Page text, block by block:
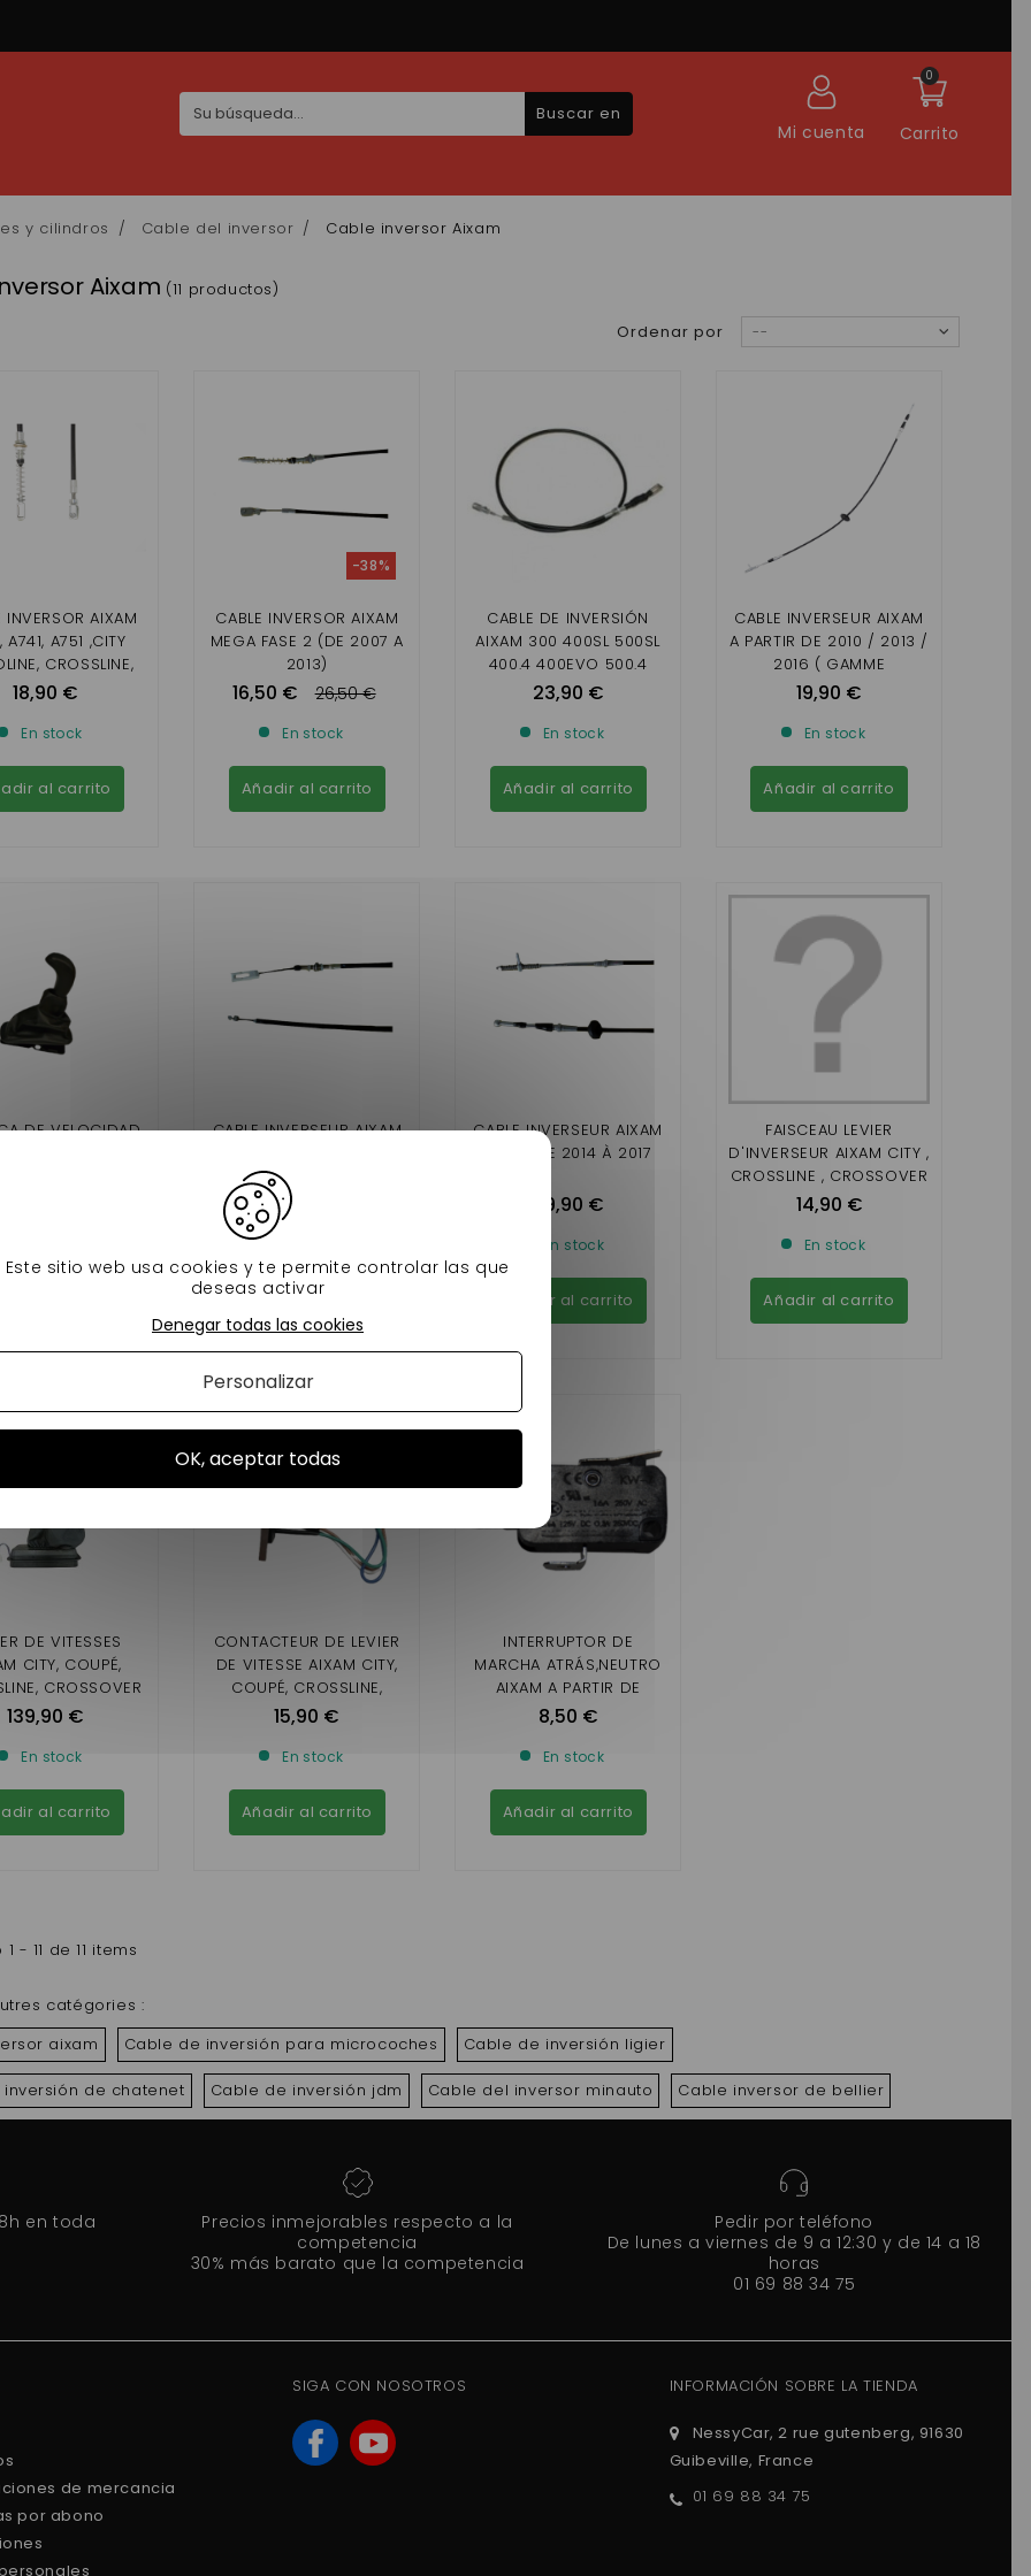
Carrito
0
Mi cuenta
Buscar en
y cilindros Cable del inversor Cable inversor Aixam
Aixam (11 productos)
Ordenar por
--
INVERSOR AIXAM
A741, A751 ,CITY
CROSSLINE,
SCOUTY
18,90 €
En stock
al carrito
CABLE INVERSOR AIXAM
MEGA FASE 2 (DE 2007 A
2013)
16,50 €
-38%
26,50 €
En stock
Añadir al carrito
CABLE DE INVERSIÓN
AIXAM 300 400SL 500SL
400.4 400EVO 500.4
500.5
23,90 €
En stock
Añadir al carrito
CABLE INVERSEUR AIXAM
A PARTIR DE 2010 / 2013 /
2016 ( GAMME
IMPULSION,VISION,SENSAT
19,90 €
En stock
Añadir al carrito
DE VELOCIDAD
A741, A721, A751,
CONJUNTO)
CABLE INVERSEUR AIXAM
2007)
24,90 €
Añadir al carrito
CABLE INVERSEUR AIXAM
MEGA DE 2014 À 2017
29,90 €
En stock
Añadir al carrito
FAISCEAU LEVIER
D'INVERSEUR AIXAM CITY ,
CROSSLINE , CROSSOVER
, COUPE , GTI ( GAMME
SENSATION)
14,90 €
En stock
Añadir al carrito
DE VITESSES
CITY, COUPÉ,
CROSSOVER
IMPULSION
ÉMOTION
139,90 €
En stock
al carrito
CONTACTEUR DE LEVIER
DE VITESSE AIXAM CITY,
COUPÉ, CROSSLINE,
CROSSOVER / MINAUTO /
,ÉMOTION, AMBITION
15,90 €
En stock
Añadir al carrito
INTERRUPTOR DE
MARCHA ATRÁS,NEUTRO
AIXAM A PARTIR DE
2004,MICROCAR MC2
8,50 €
En stock
Añadir al carrito
- 11 de 11 items
catégories :
aixam
Cable de inversión para microcoches Cable de inversión ligier
de chatenet Cable de inversión jdm Cable del inversor minauto Cable inversor de bellier
en toda
Precios inmejorables respecto a la
competencia
30% más barato que la competencia
Pedir por teléfono
De lunes a viernes de 9 a 12:30 y de 14 a 18
horas
01 69 88 34 75
de mercancia
por abono
SIGA CON NOSOTROS INFORMACIÓN SOBRE LA TIENDA
NessyCar, 2 rue gutenberg, 91630
Guibeville, France
01 69 88 34 75
Este sitio web usa cookies y te permite controlar las que
deseas activar
OK, aceptar todas
Denegar todas las cookies
Personalizar